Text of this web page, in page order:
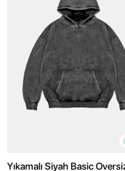
Yıkamalı Siyah Basic